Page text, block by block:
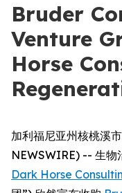
Bruder
Venture
Horse
加利福尼亚州核桃溪
NEWSWIRE) -- 生物
Dark Horse